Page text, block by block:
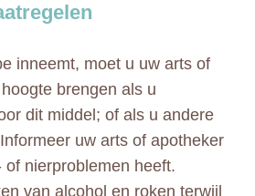
inneemt, moet u uw arts of
brengen als u
dit middel; of als u andere
uw arts of apotheker
of nierproblemen heeft.
van alcohol en roken terwijl